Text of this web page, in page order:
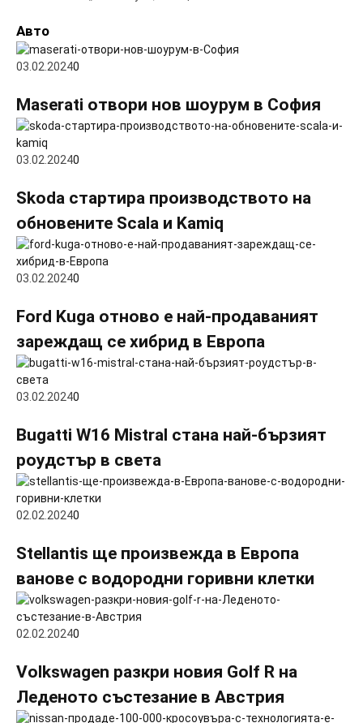
Авто
03.02.20240
Maserati отвори нов шоурум в София
03.02.20240
Skoda стартира производството на
обновените Scala и Kamiq
03.02.20240
Ford Kuga отново е най-продаваният
зареждащ се хибрид в Европа
03.02.20240
Bugatti W16 Mistral стана най-бързият
роудстър в света
02.02.20240
Stellantis ще произвежда в Европа
ванове с водородни горивни клетки
02.02.20240
Volkswagen разкри новия Golf R на
Леденото състезание в Австрия